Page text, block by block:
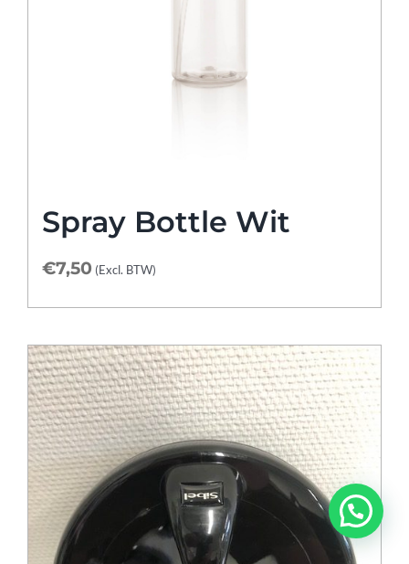
Spray Bottle Wit
€7,50 (Excl. BTW)